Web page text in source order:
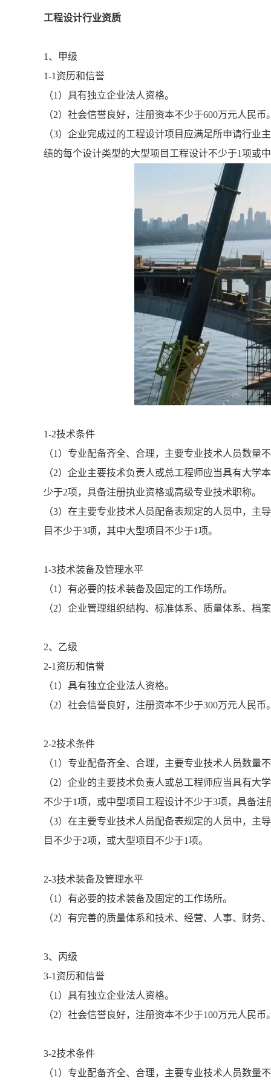
工程设计行业资质
1、甲级
1-1资历和信誉
（1）具有独立企业法人资格。
（2）社会信誉良好，注册资本不少于600万元人民币
（3）企业完成过的工程设计项目应满足所申请行
绩的每个设计类型的大型项目工程设计不少于1项或
1-2技术条件
（1）专业配备齐全、合理，主要专业技术人员数
（2）企业主要技术负责人或总工程师应当具有大
少于2项，具备注册执业资格或高级专业技术职称。
（3）在主要专业技术人员配备表规定的人员中，
目不少于3项，其中大型项目不少于1项。
1-3技术装备及管理水平
（1）有必要的技术装备及固定的工作场所。
（2）企业管理组织结构、标准体系、质量体系、档
2、乙级
2-1资历和信誉
（1）具有独立企业法人资格。
（2）社会信誉良好，注册资本不少于300万元人民币
2-2技术条件
（1）专业配备齐全、合理，主要专业技术人员数
（2）企业的主要技术负责人或总工程师应当具有
不少于1项，或中型项目工程设计不少于3项，具备
（3）在主要专业技术人员配备表规定的人员中，
目不少于2项，或大型项目不少于1项。
2-3技术装备及管理水平
（1）有必要的技术装备及固定的工作场所。
（2）有完善的质量体系和技术、经营、人事、财务
3、丙级
3-1资历和信誉
（1）具有独立企业法人资格。
（2）社会信誉良好，注册资本不少于100万元人民币
3-2技术条件
（1）专业配备齐全、合理，主要专业技术人员数